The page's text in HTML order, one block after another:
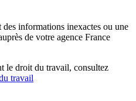
des informations inexactes ou une
de votre agence France
le droit du travail, consultez
travail